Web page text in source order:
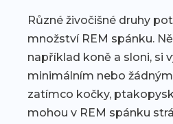
Různé živočišné druhy
množství REM spánku.
například koně a sloni, si
minimálním nebo
zatímco kočky,
mohou v REM spánku